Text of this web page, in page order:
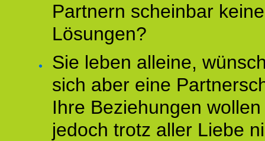
Partnern scheinbar keine
Lösungen?
Sie leben alleine,
sich aber eine
Ihre Beziehungen wollen
jedoch trotz aller Liebe